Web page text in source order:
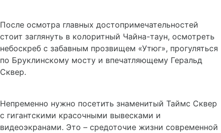
После осмотра главных достопримечательностей
стоит заглянуть в колоритный Чайна-таун, осмотреть
небоскреб с забавным прозвищем «Утюг», прогуляться
по Бруклинскому мосту и впечатляющему Геральд
Сквер.
Непременно нужно посетить знаменитый Таймс Сквер
с гигантскими красочными вывесками и
видеоэкранами. Это – средоточие жизни современной